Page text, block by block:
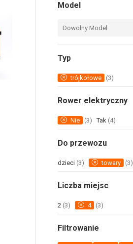
Model
Dowolny Model
Typ
trójkołowe (3)
Rower elektryczny
Nie (3) Tak (4)
Do przewozu
dzieci (3) towary (3)
Liczba miejsc
2 (3) 4 (3)
Filtrowanie